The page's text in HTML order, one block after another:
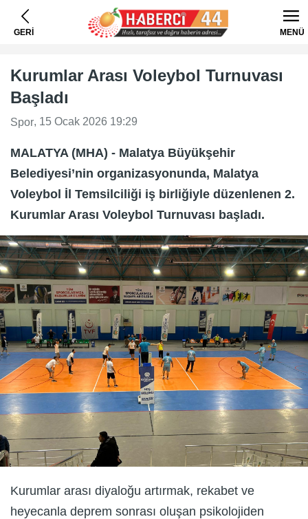
GERİ MENÜ
Kurumlar Arası Voleybol Turnuvası
Başladı
Spor, 15 Ocak 2026 19:29
MALATYA (MHA) - Malatya Büyükşehir
Belediyesi’nin organizasyonunda, Malatya
Voleybol İl Temsilciliği iş birliğiyle düzenlenen 2.
Kurumlar Arası Voleybol Turnuvası başladı.
Kurumlar arası diyaloğu artırmak, rekabet ve
heyecanla deprem sonrası oluşan psikolojiden